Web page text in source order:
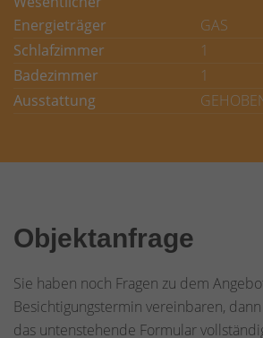
Energieträger
GAS
Schlafzimmer
1
Badezimmer
1
Ausstattung
Objektanfrage
Sie haben noch Fragen zu dem
Besichtigungstermin vereinbaren,
das untenstehende Formular